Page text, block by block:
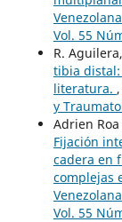
Vol. 55
R.
tibia distal:
literatura. ,
y
Adrien
Fijación
cadera en
complejas
Vol. 55